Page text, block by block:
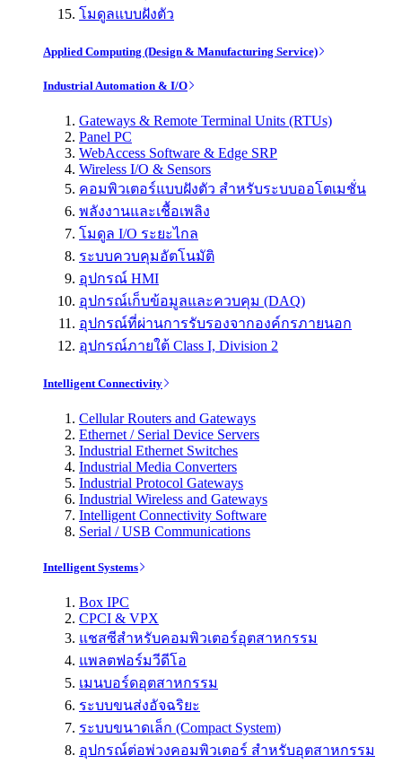
โมดูลแบบฝังตัว
Applied Computing (Design & Manufacturing Service)
Industrial Automation & I/O
Gateways & Remote Terminal Units (RTUs)
Panel PC
WebAccess Software & Edge SRP
Wireless I/O & Sensors
คอมพิวเตอร์แบบฝังตัว สำหรับระบบออโตเมชั่น
พลังงานและเชื้อเพลิง
โมดูล I/O ระยะไกล
ระบบควบคุมอัตโนมัติ
อุปกรณ์ HMI
อุปกรณ์เก็บข้อมูลและควบคุม (DAQ)
อุปกรณ์ที่ผ่านการรับรองจากองค์กรภายนอก
อุปกรณ์ภายใต้ Class I, Division 2
Intelligent Connectivity
Cellular Routers and Gateways
Ethernet / Serial Device Servers
Industrial Ethernet Switches
Industrial Media Converters
Industrial Protocol Gateways
Industrial Wireless and Gateways
Intelligent Connectivity Software
Serial / USB Communications
Intelligent Systems
Box IPC
CPCI & VPX
แชสซีสำหรับคอมพิวเตอร์อุตสาหกรรม
แพลตฟอร์มวีดีโอ
เมนบอร์ดอุตสาหกรรม
ระบบขนส่งอัจฉริยะ
ระบบขนาดเล็ก (Compact System)
อุปกรณ์ต่อพ่วงคอมพิวเตอร์ สำหรับอุตสาหกรรม